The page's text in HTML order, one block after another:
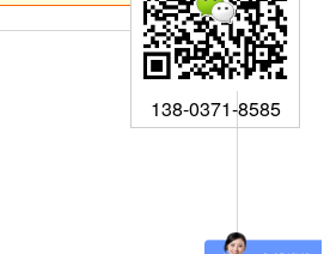
138-0371-8585